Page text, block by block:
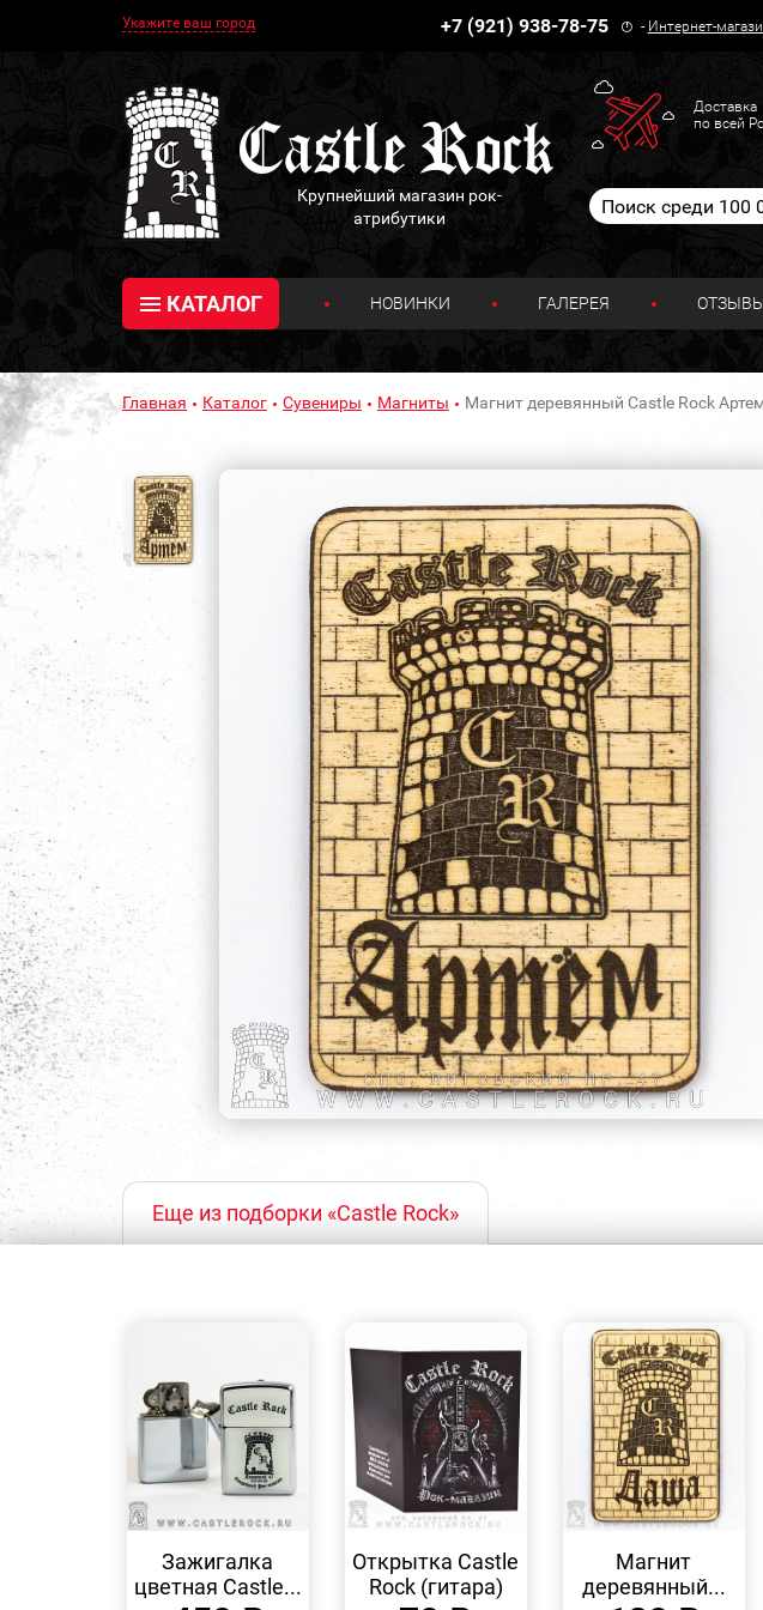
Укажите ваш город +7 (921) 938-78-75 - Интернет-
Крупнейший магазин рок-
атрибутики
Доставка
по всей
КАТАЛОГ НОВИНКИ ГАЛЕРЕЯ
Главная Каталог Сувениры Магниты Магнит деревянный Castle Rock
Еще из подборки «Castle Rock»
Зажигалка
цветная Castle...
ПРОСМОТР
Открытка Castle
Rock (гитара)
Магнит
деревянный...